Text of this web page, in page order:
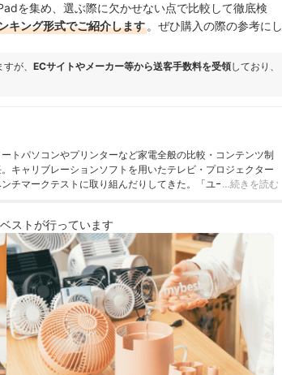
を集め、選ぶ際に欠かせない点で比較して徹底検
キング形式でご紹介します 。ぜひ購入の際の参考にし
が、 ECサイトやメーカー等から送客手数料を受領しており、
トパソコンやプリンターなど家電全般の比較・コンテンツ制
キャリブレーションソフトを用いたテレビ・プロジェクター
チマークテストに取り組んだりしてきた。「ユーザーにとっ
…続きを読む
ストが行っています